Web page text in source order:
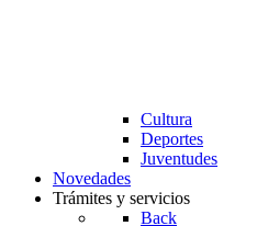
Cultura
Deportes
Juventudes
Novedades
Trámites y servicios
Back